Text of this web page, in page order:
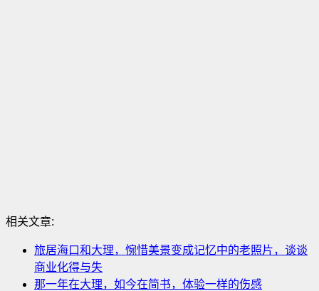
相关文章:
旅居海口和大理，惋惜美景变成记忆中的老照片，谈谈
商业化得与失
那一年在大理，如今在简书，体验一样的伤感